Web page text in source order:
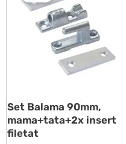
Set Balama 90mm,
mama+tata+2x insert
filetat